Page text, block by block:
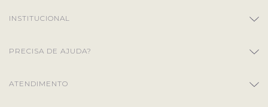
INSTITUCIONAL
PRECISA DE AJUDA?
ATENDIMENTO